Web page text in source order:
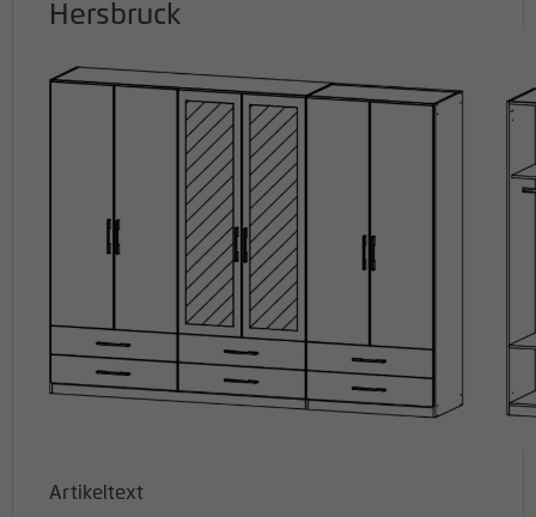
Hersbruck
Artikeltext